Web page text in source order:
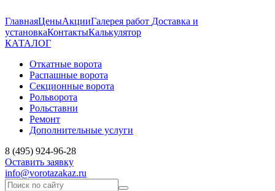
ГлавнаяЦеныАкцииГалерея работ Доставка и
установкаКонтактыКалькулятор
КАТАЛОГ
Откатные ворота
Распашные ворота
Секционные ворота
Рольворота
Рольставни
Ремонт
Дополнительные услуги
8 (495) 924-96-28
Оставить заявку
info@vorotazakaz.ru